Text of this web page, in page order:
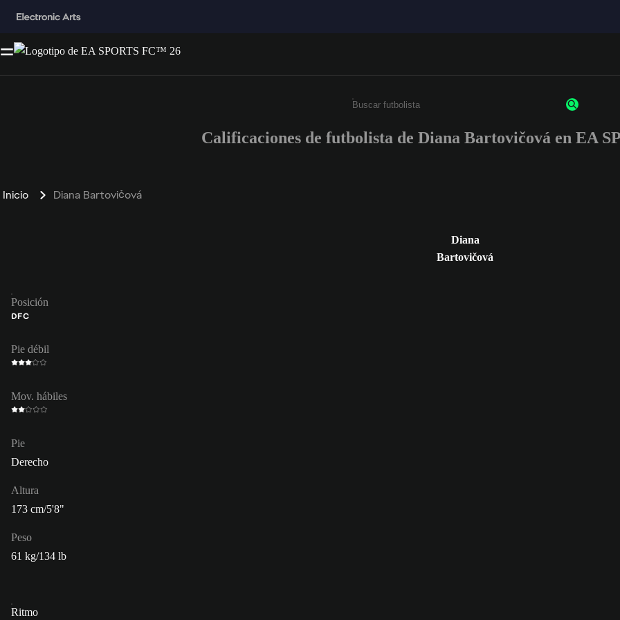
Ingresa un mínimo de 3 caracteres o números
Calificaciones de futbolista de Diana Bartovičová en EA
Inicio Diana Bartovičová
Diana
Bartovičová
Posición
DFC
Pie débil
Mov. hábiles
Pie
Derecho
Altura
173 cm/5'8"
Peso
61 kg/134 lb
Ritmo